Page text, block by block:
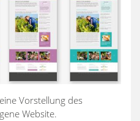
Vorstellung des
Website.